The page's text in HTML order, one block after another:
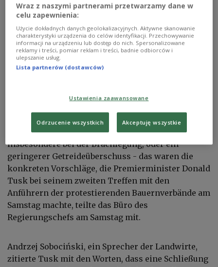
Supernak
Erleichterungen bei der Umsetzung des Green Deal,
insbesondere bei der Brachlegung, oder ein
geringerer Getreideüberschuss - das waren die
konkreten Vorschläge, die Premierminister Donald
Tusk bei seinem zweiten Treffen mit den
Anführern der protestierenden Bauernverbände am
Samstag machte, teilte das Büro des
Regierungschefs am Samstag mit.
Andrzej Sobociński, ein Sprecher der Landwirte,
zitierte Tusk mit den Worten, dass eine Schließung
Wraz z naszymi partnerami przetwarzamy dane w
celu zapewnienia:
Użycie dokładnych danych geolokalizacyjnych. Aktywne skanowanie
charakterystyki urządzenia do celów identyfikacji. Przechowywanie
informacji na urządzeniu lub dostęp do nich. Spersonalizowane
reklamy i treści, pomiar reklam i treści, badnie odbiorców i
ulepszanie usług.
Lista partnerów (dostawców)
Ustawienia zaawansowane
Odrzucenie wszystkich Akceptuję wszystkie